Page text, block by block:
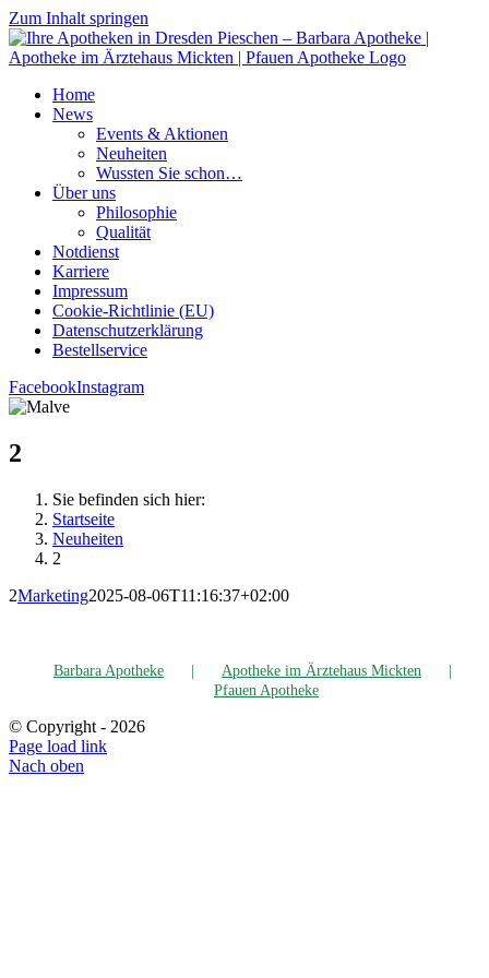
Zum Inhalt springen
Home
News
Events & Aktionen
Neu­hei­ten
Wuss­ten Sie schon…
Über uns
Phi­lo­so­phie
Qua­li­tät
Not­dienst
Kar­rie­re
Impres­sum
Coo­kie-Rich­t­­li­­nie (EU)
Datenschutz­erklärung
Bestell­ser­vice
FacebookInstagram
2
Sie befinden sich hier:
Startseite
Neu­hei­ten
2
2Marketing2025-08-06T11:16:37+02:00
Bar­ba­ra Apotheke
Apo­the­ke im Ärz­te­haus Mickten
Pfau­en Apotheke
© Copyright - 2026
Page load link
Nach oben